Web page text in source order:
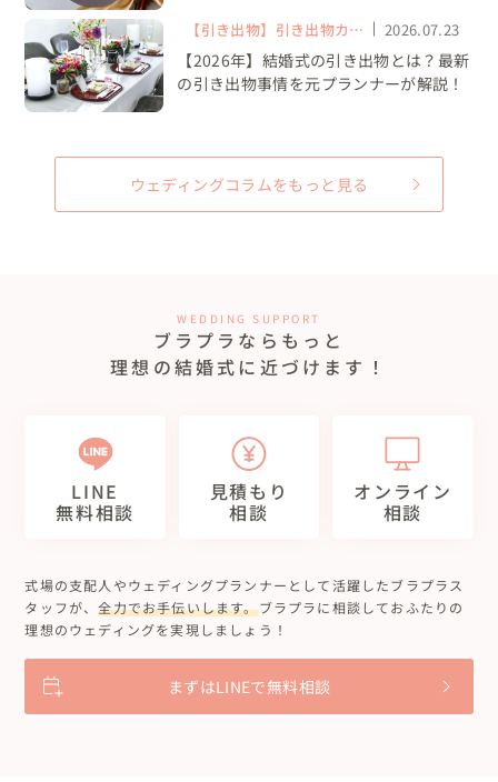
【引き出物】引き出物カー
ド・WEB引き出物
2026.07.23
【2026年】結婚式の引き出物とは？最新
の引き出物事情を元プランナーが解説！
ウェディングコラムをもっと見る
WEDDING SUPPORT
ブラプラならもっと
理想の結婚式に近づけます！
LINE
無料相談
見積もり
相談
オンライン
相談
式場の支配人やウェディングプランナーとして活躍したブラプラス
タッフが、全力でお手伝いします。ブラプラに相談しておふたりの
理想のウェディングを実現しましょう！
まずはLINEで無料相談